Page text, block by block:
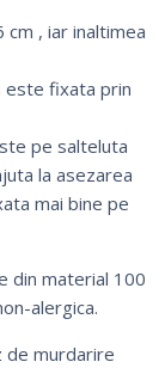
, iar inaltimea
este fixata prin
pe salteluta
la asezarea
mai bine pe
din material 100
alergica.
de murdarire